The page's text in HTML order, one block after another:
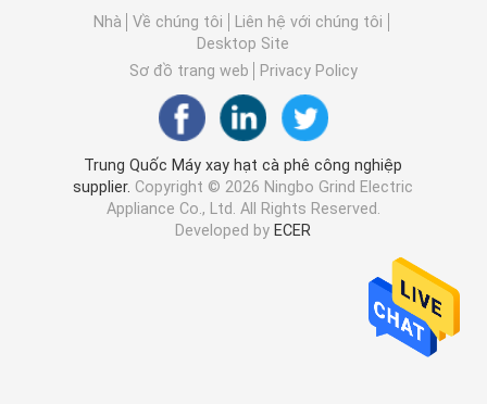
Nhà Về chúng tôi
Liên hệ với chúng tôi
Desktop Site
Sơ đồ trang web
Privacy Policy
Trung Quốc Máy xay hạt cà phê công nghiệp
supplier. Copyright © 2026 Ningbo Grind Electric
Appliance Co., Ltd. All Rights Reserved.
Developed by ECER